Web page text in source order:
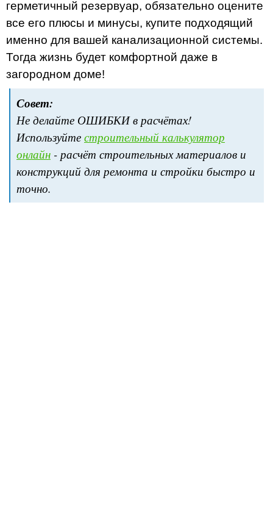
герметичный резервуар, обязательно оцените
все его плюсы и минусы, купите подходящий
именно для вашей канализационной системы.
Тогда жизнь будет комфортной даже в
загородном доме!
Совет:
Не делайте ОШИБКИ в расчётах!
Используйте строительный калькулятор
онлайн - расчёт строительных материалов и
конструкций для ремонта и стройки быстро и
точно.